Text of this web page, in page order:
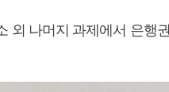
외 나머지 과제에서 은행